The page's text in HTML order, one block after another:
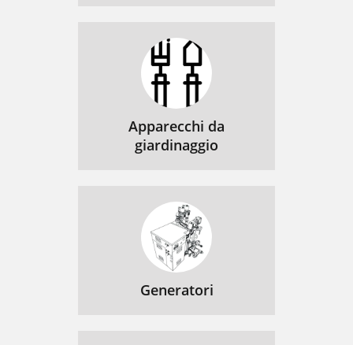
Apparecchi da
giardinaggio
Generatori